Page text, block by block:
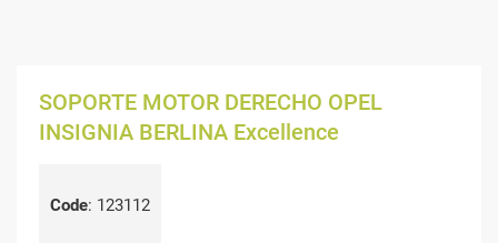
SOPORTE MOTOR DERECHO OPEL
INSIGNIA BERLINA Excellence
Code: 123112